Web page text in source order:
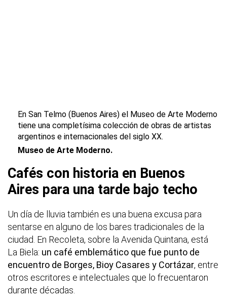
En San Telmo (Buenos Aires) el Museo de Arte Moderno
tiene una completísima colección de obras de artistas
argentinos e internacionales del siglo XX.
Museo de Arte Moderno.
Cafés con historia en Buenos
Aires para una tarde bajo techo
Un día de lluvia también es una buena excusa para
sentarse en alguno de los bares tradicionales de la
ciudad. En Recoleta, sobre la Avenida Quintana, está
La Biela: un café emblemático que fue punto de
encuentro de Borges, Bioy Casares y Cortázar, entre
otros escritores e intelectuales que lo frecuentaron
durante décadas.